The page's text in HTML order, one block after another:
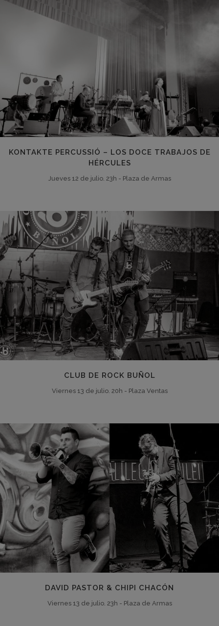
KONTAKTE PERCUSSIÓ – LOS DOCE TRABAJOS DE
HÉRCULES
Jueves 12 de julio. 23h - Plaza de Armas
CLUB DE ROCK BUÑOL
Viernes 13 de julio. 20h - Plaza Ventas
DAVID PASTOR & CHIPI CHACÓN
Viernes 13 de julio. 23h - Plaza de Armas